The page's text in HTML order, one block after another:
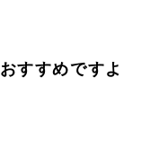
すすめですよ